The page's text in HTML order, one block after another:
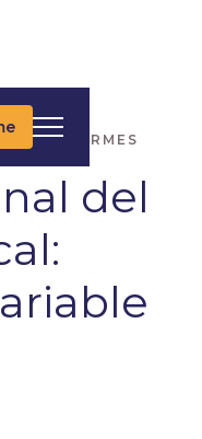
INFORMES
del